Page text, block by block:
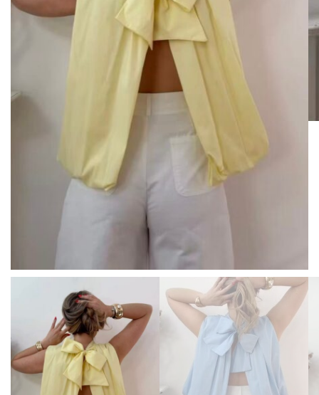
BISUTERIA
BOLSOS Y MONEDEROS
CALZADO
COMPLEMENTOS
TECNOLOGIA
HOGAR
TARJETAS REGALO